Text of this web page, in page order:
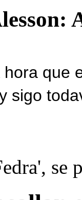
hora que
sigo
se